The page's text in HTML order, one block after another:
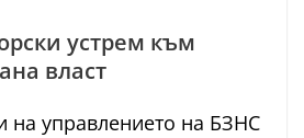
устрем към
власт
на управлението на БЗНС